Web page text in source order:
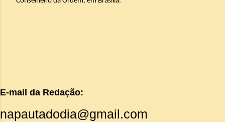
E-mail da Redação:
napautadodia@gmail.com